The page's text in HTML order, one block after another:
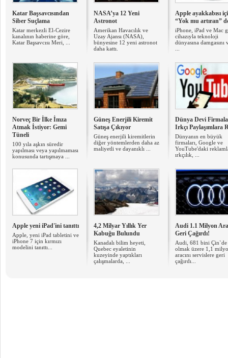
Katar Başsavcısından
Siber Suçlama
Katar merkezli El-Cezire
kanalının haberine göre,
Katar Başsavcısı Meri, ...
NASA’ya 12 Yeni
Astronot
Amerikan Havacılık ve
Uzay Ajansı (NASA),
bünyesine 12 yeni astronot
daha kattı.
Apple ayakkabısı
“Yok mu artıran”
iPhone, iPad ve Mac
cihazıyla teknoloji
dünyasına damgasını
Norveç Bir İlke İmza
Atmak İstiyor: Gemi
Tüneli
100 yıla aşkın süredir
yapılması veya yapılmaması
konusunda tartışmaya ...
Güneş Enerjili Kiremit
Satışa Çıkıyor
Güneş enerjili kiremitlerin
diğer yöntemlerden daha az
maliyetli ve dayanıklı ...
Dünya Devi
Irkçı Paylaşımlara
Dünyanın en büyük
firmaları, Google ve
YouTube'daki
ırkçılık, ...
Apple yeni iPad'ini tanıttı
Apple, yeni iPad tabletini ve
iPhone 7 için kırmızı
modelini tanıttı...
4,2 Milyar Yıllık Yer
Kabuğu Bulundu
Kanadalı bilim heyeti,
Quebec eyaletinin
kuzeyinde yaptıkları
çalışmalarda, ...
Audi 1.1 Milyon
Geri Çağırdı!
Audi, 681 bini Çin`de
olmak üzere 1,1
aracını servislere geri
çağırdı...